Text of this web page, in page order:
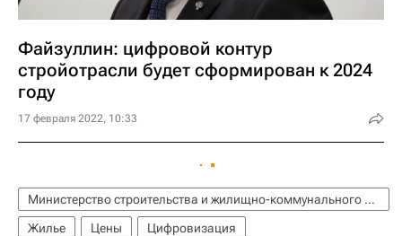
Файзуллин: цифровой контур
стройотрасли будет сформирован к 2024
году
17 февраля 2022, 10:33
Министерство строительства и жилищно-коммунального хозяйства РФ (Минстрой России)
Жилье
Цены Цифровизация